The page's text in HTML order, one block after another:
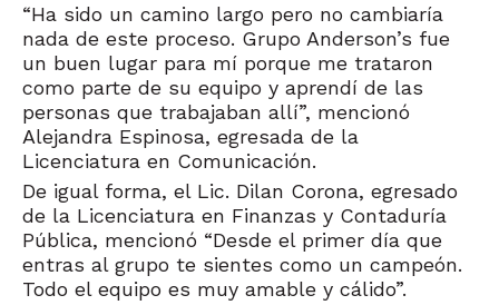
“Ha sido un camino largo pero no cambiaría
nada de este proceso. Grupo Anderson’s fue
un buen lugar para mí porque me trataron
como parte de su equipo y aprendí de las
personas que trabajaban allí”, mencionó
Alejandra Espinosa, egresada de la
Licenciatura en Comunicación.
De igual forma, el Lic. Dilan Corona, egresado
de la Licenciatura en Finanzas y Contaduría
Pública, mencionó “Desde el primer día que
entras al grupo te sientes como un campeón.
Todo el equipo es muy amable y cálido”.